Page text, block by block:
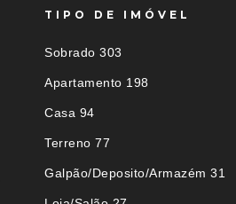
TIPO DE IMÓVEL
Sobrado 303
Apartamento 198
Casa 94
Terreno 77
Galpão/Deposito/Armazém 31